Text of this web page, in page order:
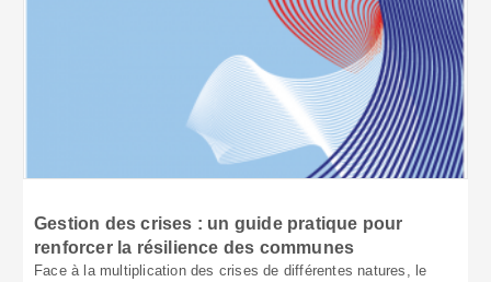
Gestion des crises : un guide pratique pour
renforcer la résilience des communes
Face à la multiplication des crises de différentes natures, le